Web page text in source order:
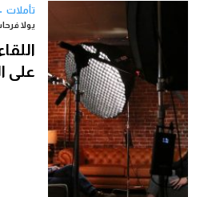
تأملات
يولا
على